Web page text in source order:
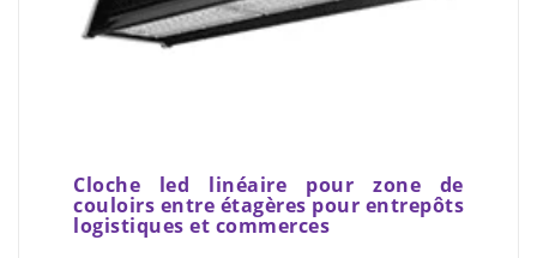
Cloche led linéaire pour zone de
couloirs entre étagères pour entrepôts
logistiques et commerces